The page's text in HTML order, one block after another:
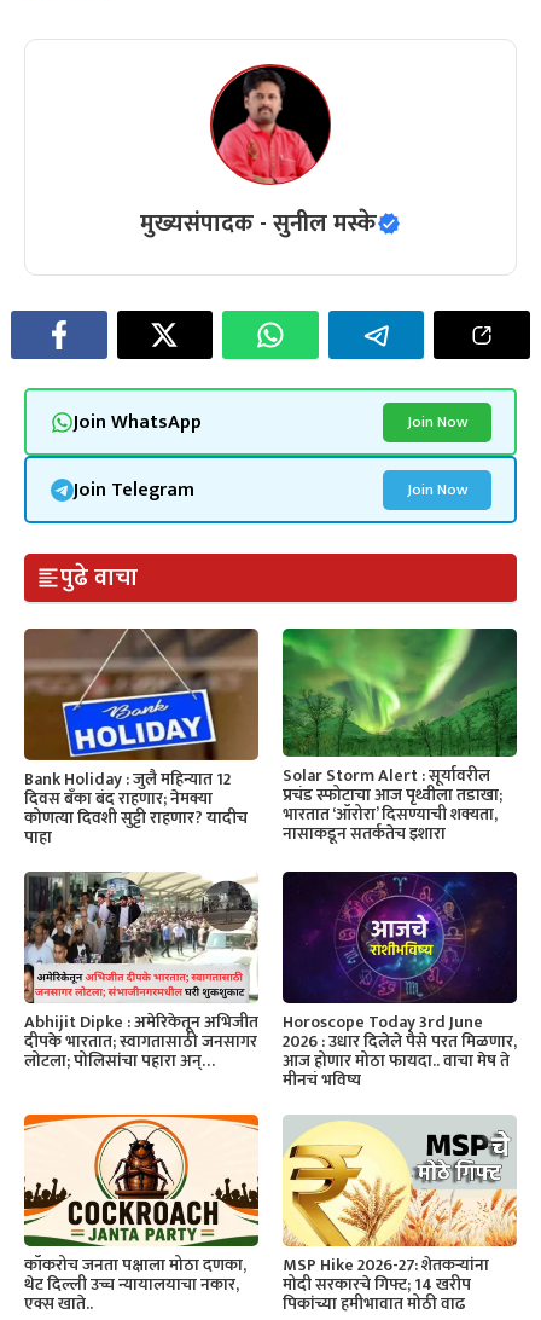
मुख्यसंपादक - सुनील मस्के
Join WhatsApp Join Now
Join Telegram Join Now
पुढे वाचा
Bank Holiday : जुलै महिन्यात 12
दिवस बँका बंद राहणार; नेमक्या
कोणत्या दिवशी सुट्टी राहणार? यादीच
पाहा
Solar Storm Alert : सूर्यावरील
प्रचंड स्फोटाचा आज पृथ्वीला तडाखा;
भारतात ‘ऑरोरा’ दिसण्याची शक्यता,
नासाकडून सतर्कतेच इशारा
Abhijit Dipke : अमेरिकेतून अभिजीत
दीपके भारतात; स्वागतासाठी जनसागर
लोटला; पोलिसांचा पहारा अन्…
Horoscope Today 3rd June
2026 : उधार दिलेले पैसे परत मिळणार,
आज होणार मोठा फायदा.. वाचा मेष ते
मीनचं भविष्य
कॉकरोच जनता पक्षाला मोठा दणका,
थेट दिल्ली उच्च न्यायालयाचा नकार,
एक्स खाते..
MSP Hike 2026-27: शेतकर्‍यांना
मोदी सरकारचे गिफ्ट; 14 खरीप
पिकांच्या हमीभावात मोठी वाढ